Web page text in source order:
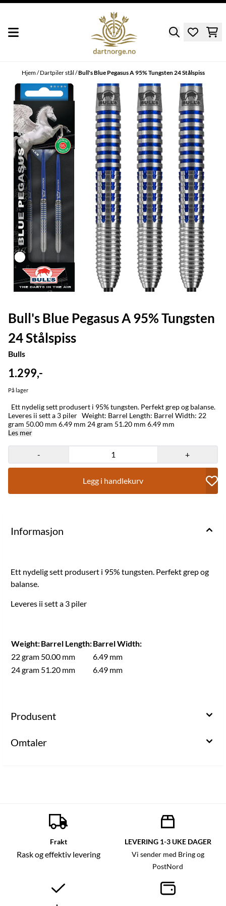
Hjem/Dartpiler stål /Bull's Blue Pegasus A 95% Tungsten 24 Stålspiss
Bull's Blue Pegasus A 95% Tungsten
24 Stålspiss
Bulls
1.299,-
På lager
Leveres ii sett a 3 piler Weight: Barrel Length: Barrel Width: 22
gram 50.00 mm 6.49 mm 24 gram 51.20 mm 6.49 mm
Les mer
- +
Legg i handlekurv
Informasjon
Ett nydelig sett produsert i 95% tungsten. Perfekt grep og
balanse.
Leveres ii sett a 3 piler
Weight:Barrel Length:Barrel Width:
22 gram 50.00 mm
6.49 mm
24 gram 51.20 mm 6.49 mm
Produsent
Omtaler
Frakt
Rask og effektiv levering
LEVERING 1-3 UKE DAGER
Vi sender med Bring og
PostNord